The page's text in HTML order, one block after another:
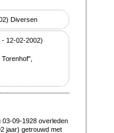
Diversen
- 12-02-2002)
03-09-1928 overleden
jaar) getrouwd met